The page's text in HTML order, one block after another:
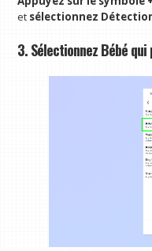
et sélectionnez
3. Sélectionnez Bébé qui